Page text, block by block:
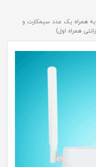
مودم 4G LTE یوتل همراه اول مدل L443 به همراه یک عدد سیمکارت و